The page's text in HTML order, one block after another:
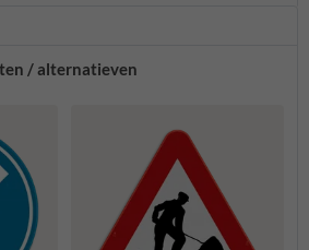
/ alternatieven